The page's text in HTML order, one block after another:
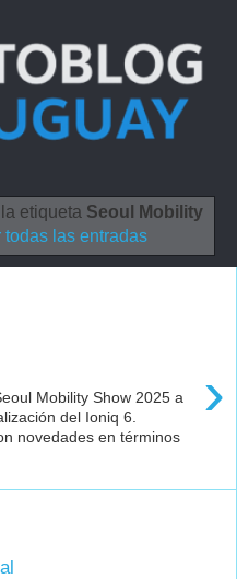
etiqueta Seoul Mobility
todas las entradas
›
Mobility Show 2025 a
del Ioniq 6.
novedades en términos